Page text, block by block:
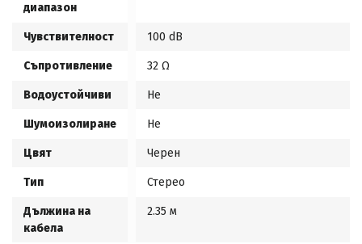
диапазон
Чувствителност 100 dB
Съпротивление 32 Ω
Водоустойчиви Не
Шумоизолиране Не
Цвят Черен
Тип Стерео
Дължина на
кабела
2.35 м